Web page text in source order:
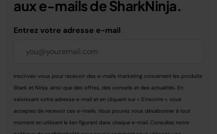
aux e-mails de SharkNinja.
Entrez votre adresse e-mail
Inscrivez-vous pour recevoir des e-mails marketing concernant les produits
Shark et Ninja, ainsi que des offres, des conseils et des actualités. En
saisissant votre adresse e-mail et en cliquant sur « S'inscrire », vous
acceptez de recevoir ces e-mails. Vous pouvez vous désabonner à tout
moment en utilisant le lien figurant dans chaque e-mail. Consultez notre